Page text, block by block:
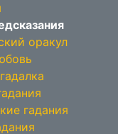
оракул
гадания